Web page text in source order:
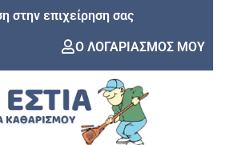
στην επιχείρηση σας
Ο ΛΟΓΑΡΙΑΣΜΟΣ ΜΟΥ